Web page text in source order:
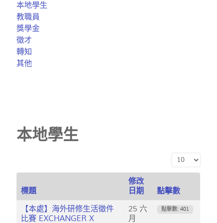
本地學生
教職員
獎學金
徵才
轉知
其他
本地學生
顯示數目
標題
修改
日期
點擊數
【本處】海外研修生活徵件
比賽 EXCHANGER X
25 六
月
點擊數: 401